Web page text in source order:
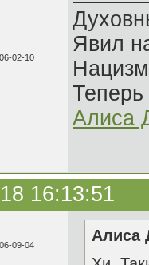
02-10
Явил
Алиса
16:13:51
09-04
Алиса